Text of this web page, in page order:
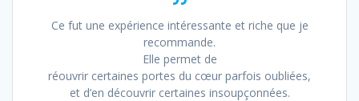
Ce fut une expérience intéressante et riche que je
recommande.
Elle permet de
réouvrir certaines portes du cœur parfois oubliées,
et d’en découvrir certaines insoupçonnées.